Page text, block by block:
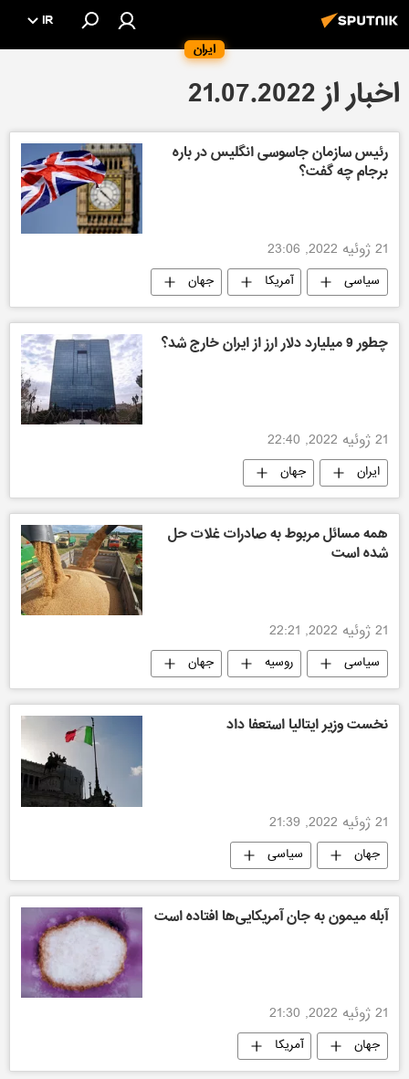
ایران
IR
اخبار از 21.07.2022
رئیس سازمان جاسوسی انگلیس در باره
برجام چه گفت؟
21 ژوئیه 2022, 23:06
سیاسی آمریکا
جهان
ایران
چطور 9 میلیارد دلار ارز از ایران خارج شد؟
21 ژوئیه 2022, 22:40
ایران جهان
همه مسائل مربوط به صادرات غلات حل
شده است
21 ژوئیه 2022, 22:21
سیاسی روسیه جهان
نخست وزیر ایتالیا استعفا داد
21 ژوئیه 2022, 21:39
جهان سیاسی
آبله میمون به جان آمریکایی‌ها‌ افتاده است
21 ژوئیه 2022, 21:30
جهان آمریکا